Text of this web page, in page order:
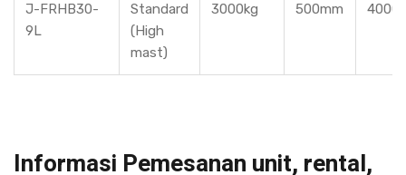
J-FRHB30-
9L
Standard
(High
mast)
3000kg 500mm
Informasi Pemesanan unit, rental,